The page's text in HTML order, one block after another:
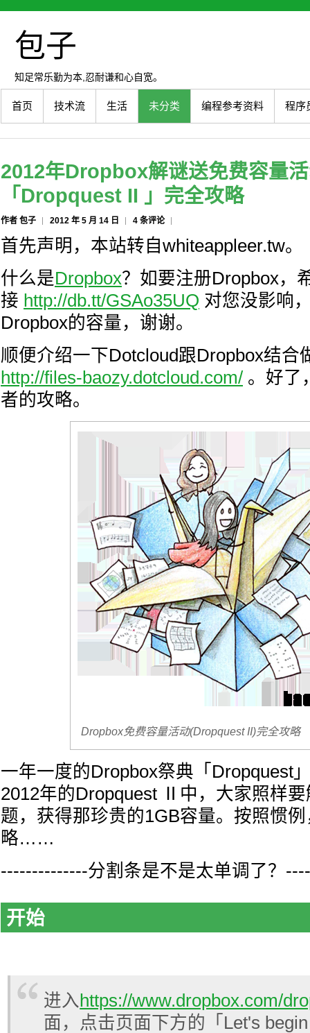
包子
知足常乐勤为本,忍耐谦和心自宽。
首页 技术流 生活 未分类 编程参考资料 程序
2012年Dropbox解谜送免费容量
「Dropquest II 」完全攻略
作者 包子 2012 年 5 月 14 日 4 条评论
首先声明，本站转自whiteappleer.tw。
什么是Dropbox？如要注册Dropbox，
接 http://db.tt/GSAo35UQ 对您没影响
Dropbox的容量，谢谢。
顺便介绍一下Dotcloud跟Dropbox结合
http://files-baozy.dotcloud.com/ 。好了
者的攻略。
Dropbox免费容量活动(Dropquest II)完全攻略
一年一度的Dropbox祭典「Dropquest
2012年的Dropquest Ⅱ中，大家照样
题，获得那珍贵的1GB容量。按照惯
略……
--------------分割条是不是太单调了？
开始
进入 https://www.dropbox.com/
面，点击页面下方的「Let's